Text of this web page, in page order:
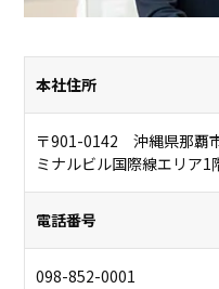
本社住所
〒901-0142 沖縄県那覇
ミナルビル国際線エリア1
電話番号
098-852-0001